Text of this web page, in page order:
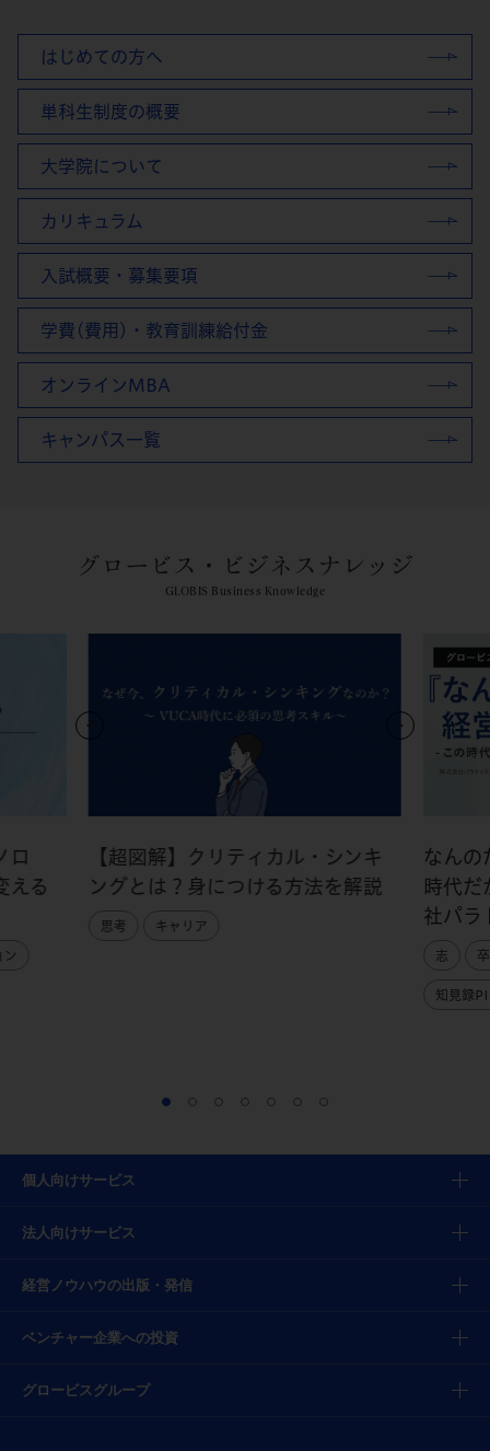
はじめての方へ
単科生制度の概要
大学院について
カリキュラム
入試概要・募集要項
学費(費用)・教育訓練給付金
オンラインMBA
キャンパス一覧
グロービス・ビジネスナレッジ
GLOBIS Business Knowledge
ロ
える
ン
【超図解】クリティカル・シンキ
ングとは？身につける方法を解説
思考 キャリア
なんの
時代だ
社パラ
志
知見録
個人向けサービス
法人向けサービス
経営ノウハウの出版・発信
ベンチャー企業への投資
グロービスグループ